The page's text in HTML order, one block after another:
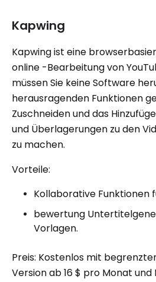
Kapwing
Kapwing ist eine
online -Bearbeitung von
müssen Sie keine Software
herausragenden Funktionen
Zuschneiden und das
und Überlagerungen zu den
zu machen.
Vorteile:
Kollaborative Funktionen
bewertung
Vorlagen.
Preis: Kostenlos mit
Version ab 16 $ pro Monat und